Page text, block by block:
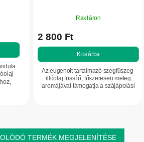
Raktáron
2 800 Ft
Kosárba
Az eugenolt tartalmazó szegfűszeg-
illóolaj frissítő, fűszeresen meleg
aromájával támogatja a szájápolási
TERMÉK MEGJELENÍTÉSE